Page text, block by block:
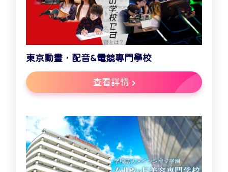
東京動畫．配音&電競專門學校
查看詳情